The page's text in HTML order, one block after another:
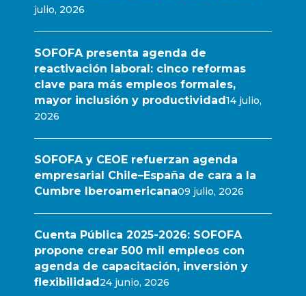
julio, 2026
SOFOFA presenta agenda de
reactivación laboral: cinco reformas
clave para más empleos formales,
mayor inclusión y productividad14 julio,
2026
SOFOFA y CEOE refuerzan agenda
empresarial Chile–España de cara a la
Cumbre Iberoamericana09 julio, 2026
Cuenta Pública 2025-2026: SOFOFA
propone crear 500 mil empleos con
agenda de capacitación, inversión y
flexibilidad24 junio, 2026